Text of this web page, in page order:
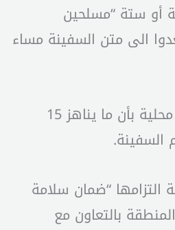
أو ستة “مسلحين
الى متن السفينة مساء
وأفادت وسائل إعلام محلية بأن ما يناهز 15
التزامها “ضمان سلامة
بالتعاون مع